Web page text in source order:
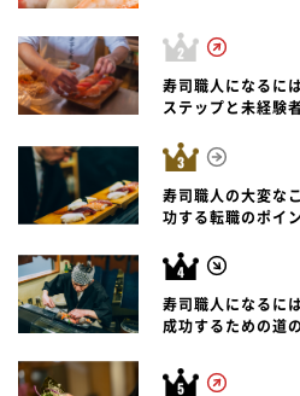
寿司職人になるに
ステップと未経験
寿司職人の大変な
功する転職のポイ
寿司職人になるに
成功するための道